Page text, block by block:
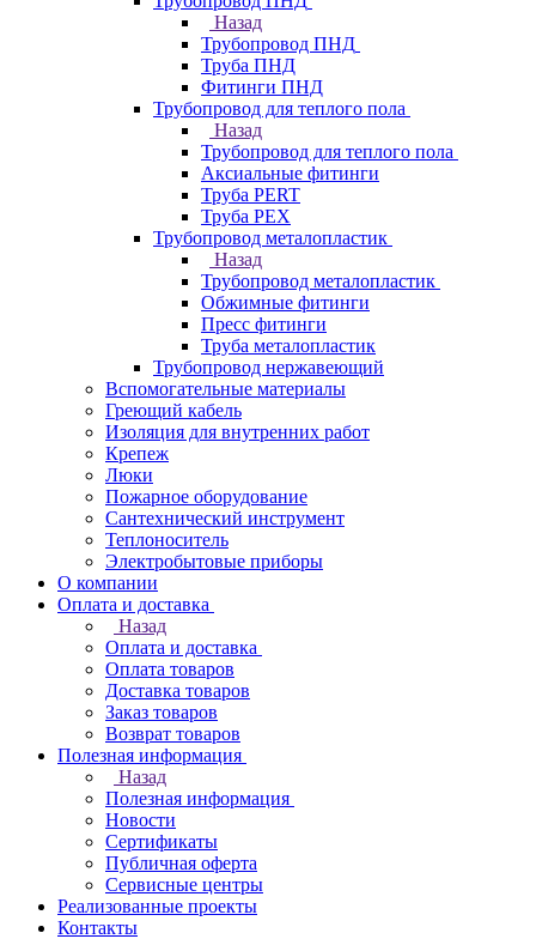
Назад
Трубопровод ПНД
Труба ПНД
Фитинги ПНД
Трубопровод для теплого пола
Назад
Трубопровод для теплого пола
Аксиальные фитинги
Труба PERT
Труба PEX
Трубопровод металопластик
Назад
Трубопровод металопластик
Обжимные фитинги
Пресс фитинги
Труба металопластик
Трубопровод нержавеющий
Вспомогательные материалы
Греющий кабель
Изоляция для внутренних работ
Крепеж
Люки
Пожарное оборудование
Сантехнический инструмент
Теплоноситель
Электробытовые приборы
О компании
Оплата и доставка
Назад
Оплата и доставка
Оплата товаров
Доставка товаров
Заказ товаров
Возврат товаров
Полезная информация
Назад
Полезная информация
Новости
Сертификаты
Публичная оферта
Сервисные центры
Реализованные проекты
Контакты